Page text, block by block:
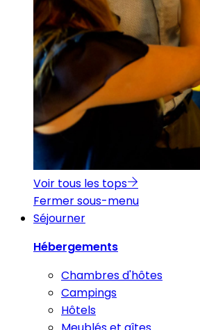
Voir tous les tops
Fermer sous-menu
Séjourner
Hébergements
Chambres d'hôtes
Campings
Hôtels